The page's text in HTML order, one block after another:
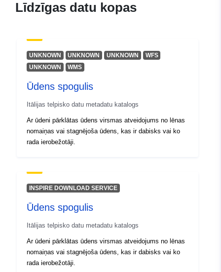
atrašanās vieta:
], [ 13.92, 46.66 ], [ 13.92,
45.56 ], [ 12.32, 45.56 ], [
Identifikatori:
uriRef:
m5401-cc-i9637
Līdzīgas datu kopas
UNKNOWN UNKNOWN UNKNOWN
WFS
UNKNOWN
WMS
Ūdens spogulis
Itālijas telpisko datu metadatu katalogs
Ar ūdeni pārklātas ūdens virsmas atveidojums no lēnas
nomaiņas vai stagnējoša ūdens, kas ir dabisks vai ko
rada ierobežotāji.
INSPIRE DOWNLOAD SERVICE
Ūdens spogulis
Itālijas telpisko datu metadatu katalogs
Ar ūdeni pārklātas ūdens virsmas atveidojums no lēnas
nomaiņas vai stagnējoša ūdens, kas ir dabisks vai ko
rada ierobežotāji.